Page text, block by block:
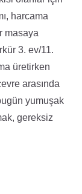
harcama
masaya
3. ev/11.
üretirken
arasında
yumuşak
gereksiz